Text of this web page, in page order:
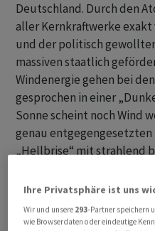
Deutschland. Durch den
aller Kernkraftwerke exakt
und der politisch
massiven staatlich
Windenergie gehen bei
gesprochen in einer
Sonne scheint noch Wind
genau
„Hellbrise“ mit strahlend
Netz vor dem Kollaps
Und da nicht nur
Ihre Privatsphäre ist uns
Wir und unsere 293-Partner speichern
wie Browserdaten oder eindeutige